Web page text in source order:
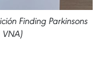
Finding Parkinsons
VNA)